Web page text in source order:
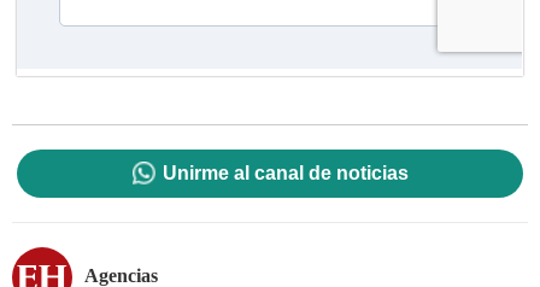
Unirme al canal de noticias
Agencias